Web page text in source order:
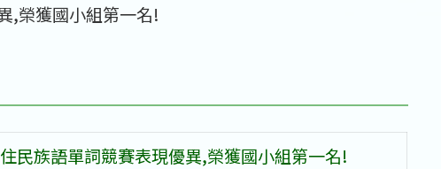
,榮獲國小組第一名!
民族語單詞競賽表現優異,榮獲國小組第一名!